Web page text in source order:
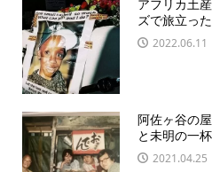
アフリカ土
ズで旅立っ
2022.06.11
阿佐ヶ谷の
と未明の一
2021.04.25